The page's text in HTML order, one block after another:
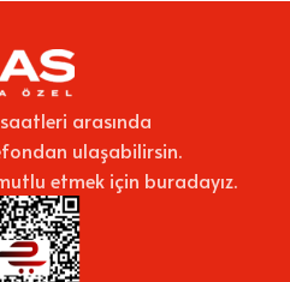
saatleri arasında
ulaşabilirsin.
etmek için buradayız.